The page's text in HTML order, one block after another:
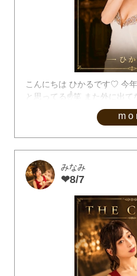
こんにちは ひかるです♡ 今
と思ってる☝️笑 また外に出て
みなみ
❤︎8/7